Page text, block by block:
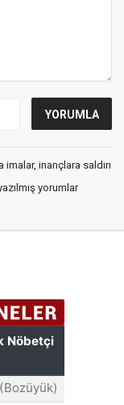
inançlara saldırı
yorumlar